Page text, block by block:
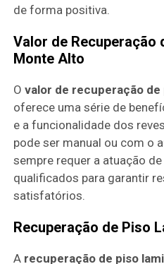
de forma positiva.
Valor de Recuperação
Monte Alto
Ovalor de recuperação
oferece uma série de
e a funcionalidade dos
pode ser manual ou com o
sempre requer a atuação
qualificados para garantir
satisfatórios.
Recuperação de Piso
A recuperação de piso